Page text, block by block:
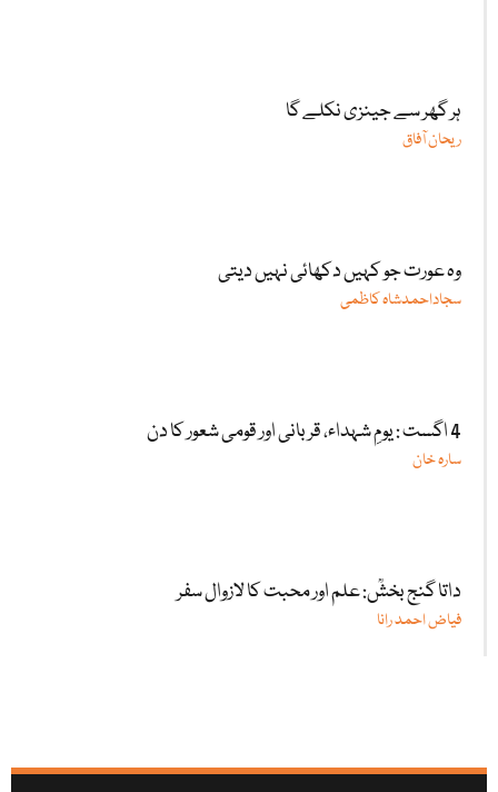
ہر گھر سے جینزی نکلے گا
ریحان آفاق
وہ عورت جو کہیں دکھائی نہیں دیتی
سجاداحمدشاہ کاظمی
4 اگست : یومِ شہداء، قربانی اور قومی شعور کا دن
سارہ خان
داتا گنج بخشؒ: علم اور محبت کا لازوال سفر
فیاض احمد رانا